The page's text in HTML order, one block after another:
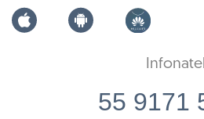
Infonatel
55 9171